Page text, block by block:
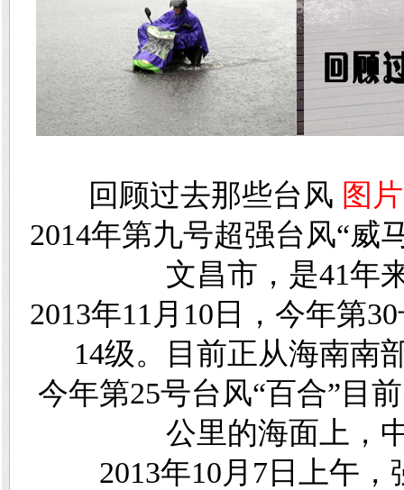
回顾过去那些台风 图
2014年第九号超强台风“威
文昌市，是41年
2013年11月10日，今年第
14级。目前正从海南南
今年第25号台风“百合”目
公里的海面上，
2013年10月7日上午